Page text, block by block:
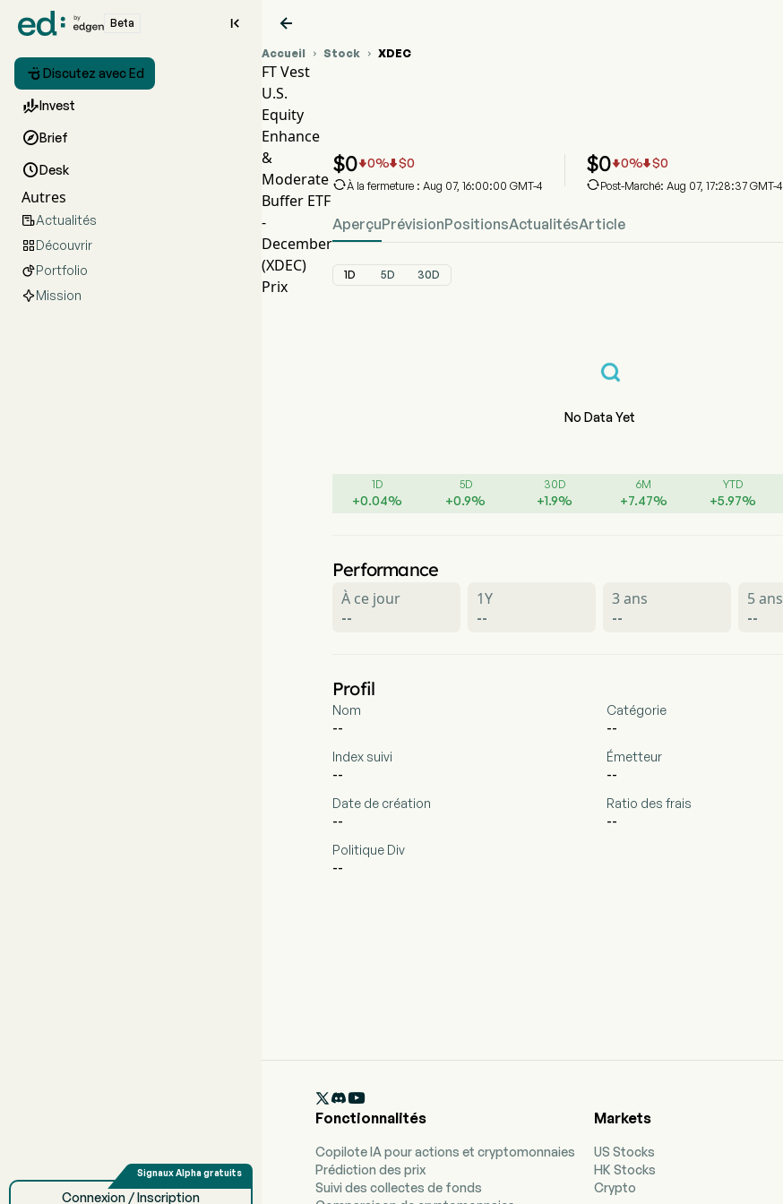
Beta 
 Discutez avec Ed
Invest
Brief
Desk
Autres
Actualités
Découvrir
Portfolio
Mission
Connexion / Inscription

Accueil  Stock  XDEC
FT Vest
U.S.
Equity
Enhance
&
Moderate
Buffer ETF
-
December
(XDEC)
Prix
$00% $0
À la fermeture : Aug 07, 16:00:00 GMT-4
$00% $0
Post-Marché: Aug 07, 17:28:37 GMT-4
AperçuPrévisionPositionsActualitésArticle
1D 5D 30D
No Data Yet
1D
+0.04%
5D
+0.9%
30D
+1.9%
6M
+7.47%
YTD
+5.97%
Performance
À ce jour
--
1Y
--
3 ans
--
5 ans
--
Profil
Nom
--
Catégorie
--
Index suivi
--
Émetteur
--
Date de création
--
Ratio des frais
--
Politique Div
--

Fonctionnalités
Copilote IA pour actions et cryptomonnaies
Prédiction des prix
Suivi des collectes de fonds
Markets
US Stocks
HK Stocks
Crypto